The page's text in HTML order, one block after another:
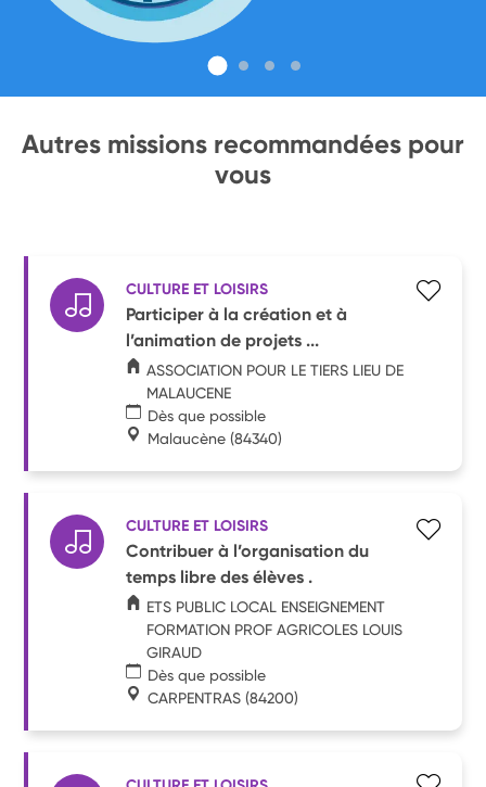
Autres missions recommandées pour
vous
CULTURE ET LOISIRS
Participer à la création et à
l’animation de projets ...
ASSOCIATION POUR LE TIERS LIEU DE
MALAUCENE
Dès que possible
Malaucène (84340)
CULTURE ET LOISIRS
Contribuer à l’organisation du
temps libre des élèves .
ETS PUBLIC LOCAL ENSEIGNEMENT
FORMATION PROF AGRICOLES LOUIS
GIRAUD
Dès que possible
CARPENTRAS (84200)